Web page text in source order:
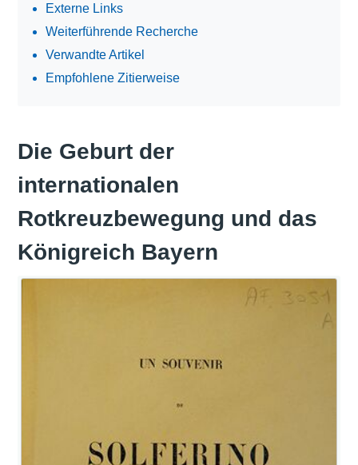
Externe Links
Weiterführende Recherche
Verwandte Artikel
Empfohlene Zitierweise
Die Geburt der
internationalen
Rotkreuzbewegung und das
Königreich Bayern